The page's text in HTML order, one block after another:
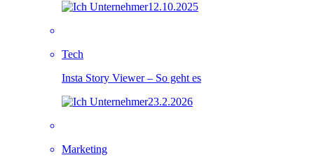
12.10.2025
Tech
Insta Story Viewer – So geht es
23.2.2026
Marketing